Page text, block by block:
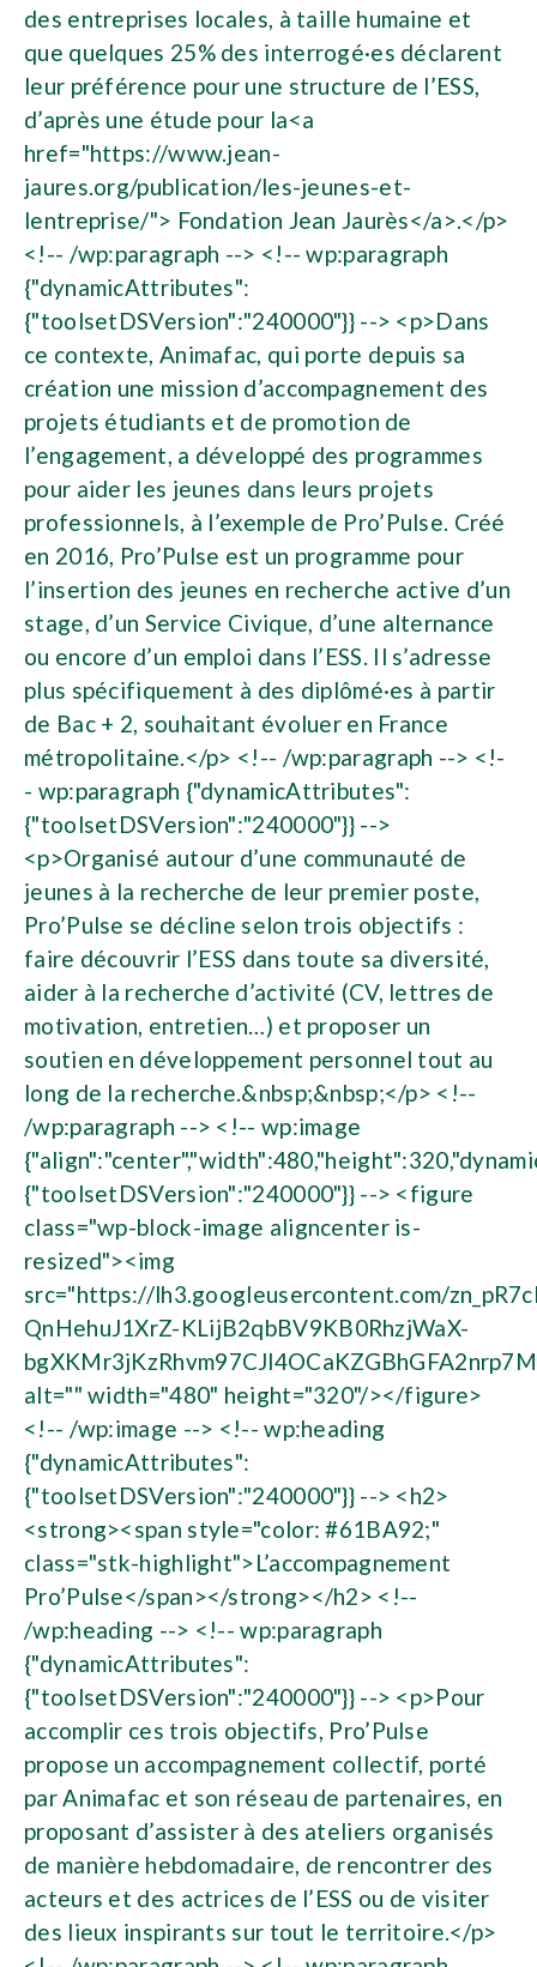
des entreprises locales, à taille humaine et
que quelques 25% des interrogé·es déclarent
leur préférence pour une structure de l’ESS,
d’après une étude pour la<a
href="https://www.jean-
jaures.org/publication/les-jeunes-et-
lentreprise/"> Fondation Jean Jaurès</a>.</p>
<!-- /wp:paragraph --> <!-- wp:paragraph
{"dynamicAttributes":
{"toolsetDSVersion":"240000"}} --> <p>Dans
ce contexte, Animafac, qui porte depuis sa
création une mission d’accompagnement des
projets étudiants et de promotion de
l’engagement, a développé des programmes
pour aider les jeunes dans leurs projets
professionnels, à l’exemple de Pro’Pulse. Créé
en 2016, Pro’Pulse est un programme pour
l’insertion des jeunes en recherche active d’un
stage, d’un Service Civique, d’une alternance
ou encore d’un emploi dans l’ESS. Il s’adresse
plus spécifiquement à des diplômé·es à partir
de Bac + 2, souhaitant évoluer en France
métropolitaine.</p> <!-- /wp:paragraph --> <!-
- wp:paragraph {"dynamicAttributes":
{"toolsetDSVersion":"240000"}} -->
<p>Organisé autour d’une communauté de
jeunes à la recherche de leur premier poste,
Pro’Pulse se décline selon trois objectifs :
faire découvrir l’ESS dans toute sa diversité,
aider à la recherche d’activité (CV, lettres de
motivation, entretien…) et proposer un
soutien en développement personnel tout au
long de la recherche.&nbsp;&nbsp;</p> <!--
/wp:paragraph --> <!-- wp:image
{"toolsetDSVersion":"240000"}} --> <figure
class="wp-block-image aligncenter is-
resized"><img
src="https://lh3.googleusercontent.com/
QnHehuJ1XrZ-KLijB2qbBV9KB0RhzjWaX-
alt="" width="480" height="320"/></figure>
<!-- /wp:image --> <!-- wp:heading
{"dynamicAttributes":
{"toolsetDSVersion":"240000"}} --> <h2>
<strong><span style="color: #61BA92;"
class="stk-highlight">L’accompagnement
Pro’Pulse</span></strong></h2> <!--
/wp:heading --> <!-- wp:paragraph
{"dynamicAttributes":
{"toolsetDSVersion":"240000"}} --> <p>Pour
accomplir ces trois objectifs, Pro’Pulse
propose un accompagnement collectif, porté
par Animafac et son réseau de partenaires, en
proposant d’assister à des ateliers organisés
de manière hebdomadaire, de rencontrer des
acteurs et des actrices de l’ESS ou de visiter
des lieux inspirants sur tout le territoire.</p>